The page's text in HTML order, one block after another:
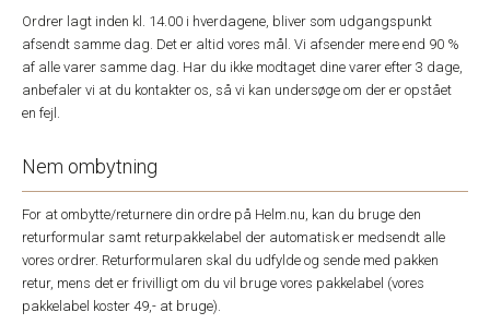
Ordrer lagt inden kl. 14.00 i hverdagene, bliver som udgangspunkt
afsendt samme dag. Det er altid vores mål. Vi afsender mere end 90 %
af alle varer samme dag. Har du ikke modtaget dine varer efter 3 dage,
anbefaler vi at du kontakter os, så vi kan undersøge om der er opstået
en fejl.
Nem ombytning
For at ombytte/returnere din ordre på Helm.nu, kan du bruge den
returformular samt returpakkelabel der automatisk er medsendt alle
vores ordrer. Returformularen skal du udfylde og sende med pakken
retur, mens det er frivilligt om du vil bruge vores pakkelabel (vores
pakkelabel koster 49,- at bruge).